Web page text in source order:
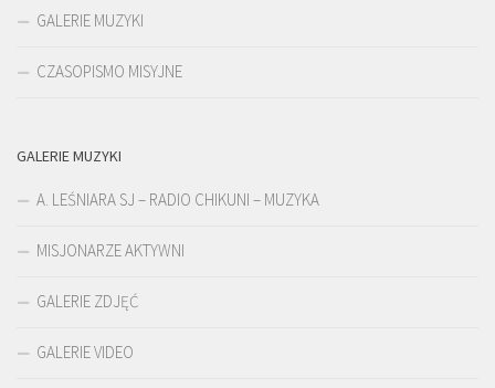
GALERIE MUZYKI
CZASOPISMO MISYJNE
GALERIE MUZYKI
A. LEŚNIARA SJ – RADIO CHIKUNI – MUZYKA
MISJONARZE AKTYWNI
GALERIE ZDJĘĆ
GALERIE VIDEO